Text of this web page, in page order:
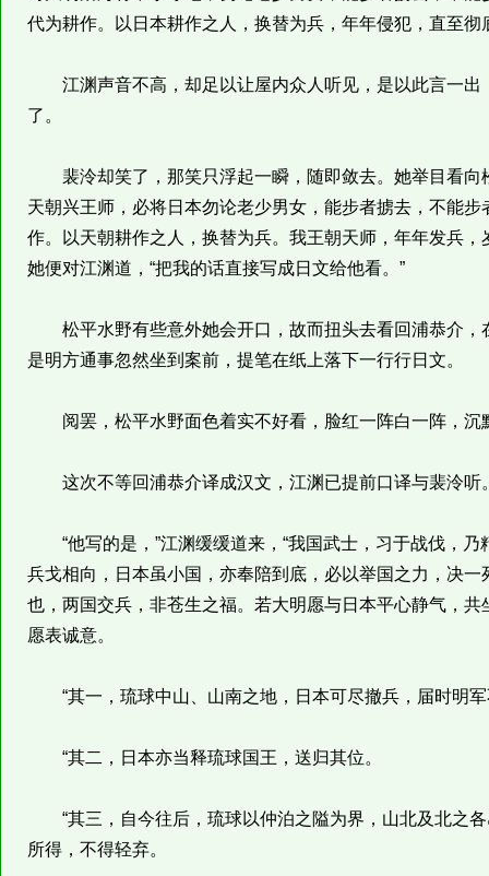
代为耕作。以日本耕作之人，换替为兵，年年侵犯，直至彻
江渊声音不高，却足以让屋内众人听见，是以此言一出
了。
裴泠却笑了，那笑只浮起一瞬，随即敛去。她举目看向
天朝兴王师，必将日本勿论老少男女，能步者掳去，不能
作。以天朝耕作之人，换替为兵。我王朝天师，年年发兵
她便对江渊道，“把我的话直接写成日文给他看。”
松平水野有些意外她会开口，故而扭头去看回浦恭介，
是明方通事忽然坐到案前，提笔在纸上落下一行行日文。
阅罢，松平水野面色着实不好看，脸红一阵白一阵，沉
这次不等回浦恭介译成汉文，江渊已提前口译与裴泠听
“他写的是，”江渊缓缓道来，“我国武士，习于战伐，乃
兵戈相向，日本虽小国，亦奉陪到底，必以举国之力，决
也，两国交兵，非苍生之福。若大明愿与日本平心静气，
愿表诚意。
“其一，琉球中山、山南之地，日本可尽撤兵，届时明军
“其二，日本亦当释琉球国王，送归其位。
“其三，自今往后，琉球以仲泊之隘为界，山北及北之各
所得，不得轻弃。